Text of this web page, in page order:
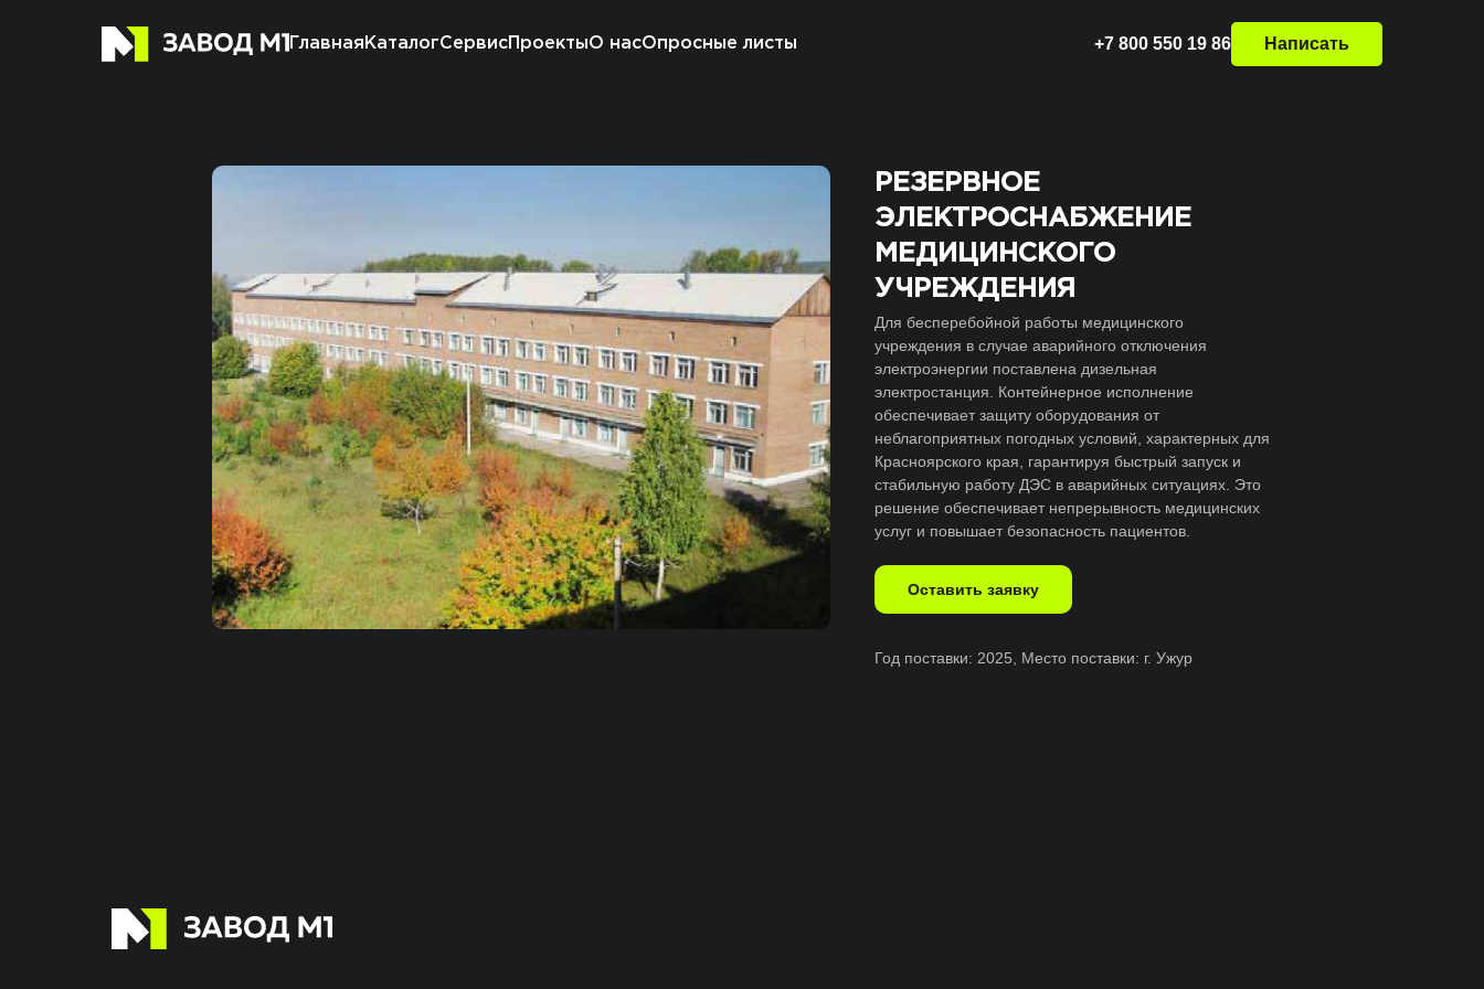
Главная КаталогСервис ПроектыО насОпросные листы +7 800 550 19 86 Написать
РЕЗЕРВНОЕ
ЭЛЕКТРОСНАБЖЕНИЕ
МЕДИЦИНСКОГО
УЧРЕЖДЕНИЯ
Для бесперебойной работы медицинского
учреждения в случае аварийного отключения
электроэнергии поставлена дизельная
электростанция. Контейнерное исполнение
обеспечивает защиту оборудования от
неблагоприятных погодных условий, характерных для
Красноярского края, гарантируя быстрый запуск и
стабильную работу ДЭС в аварийных ситуациях. Это
решение обеспечивает непрерывность медицинских
услуг и повышает безопасность пациентов.
Оставить заявку
Год поставки: 2025, Место поставки: г. Ужур